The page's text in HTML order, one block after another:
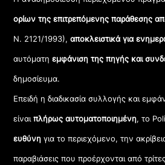
ορίων της επιτρεπόμενης παράθεσης
Ν. 2121/1993), αποκλειστικά για
αυτόματηεμφάνιση της πηγής και
δημοσίευμα.
Επειδή η διαδικασία συλλογής και
είναιπλήρως αυτοματοποιημένη, το
ευθύνη για το περιεχόμενο, την
παραβιάσεις που προέρχονται από